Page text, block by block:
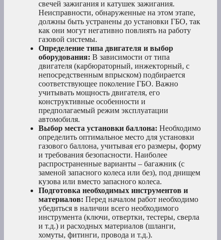
свечей зажигания и катушек зажигания.
Неисправности, обнаруженные на этом этапе,
должны быть устранены до установки ГБО, так
как они могут негативно повлиять на работу
газовой системы.
Определение типа двигателя и выбор
оборудования: В зависимости от типа
двигателя (карбюраторный, инжекторный, с
непосредственным впрыском) подбирается
соответствующее поколение ГБО. Важно
учитывать мощность двигателя, его
конструктивные особенности и
предполагаемый режим эксплуатации
автомобиля.
Выбор места установки баллона: Необходимо
определить оптимальное место для установки
газового баллона, учитывая его размеры, форму
и требования безопасности. Наиболее
распространенные варианты – багажник (с
заменой запасного колеса или без), под днищем
кузова или вместо запасного колеса.
Подготовка необходимых инструментов и
материалов: Перед началом работ необходимо
убедиться в наличии всего необходимого
инструмента (ключи, отвертки, тестеры, сверла
и т.д.) и расходных материалов (шланги,
хомуты, фитинги, провода и т.д.).